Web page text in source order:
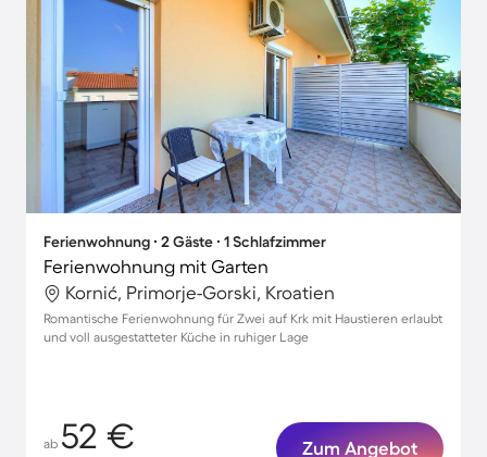
Ferienwohnung ∙ 2 Gäste ∙ 1 Schlafzimmer
Ferienwohnung mit Garten
Kornić, Primorje-Gorski, Kroatien
Romantische Ferienwohnung für Zwei auf Krk mit Haustieren erlaubt
und voll ausgestatteter Küche in ruhiger Lage
ab 52 € Zum Angebot